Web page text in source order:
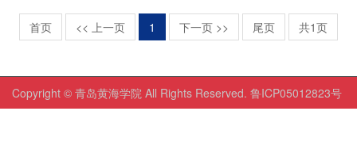
首页 << 上一页 1 下一页 >> 尾页 共1页
Copyright © 青岛黄海学院 All Rights Reserved. 鲁ICP05012823号